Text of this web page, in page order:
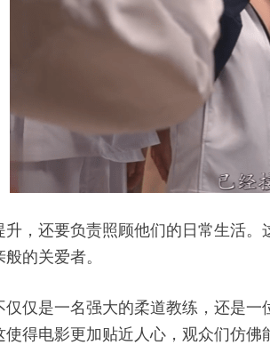
，还要负责照顾他们的日常生活
的关爱者。
仅是一名强大的柔道教练，还是
得电影更加贴近人心，观众们仿佛